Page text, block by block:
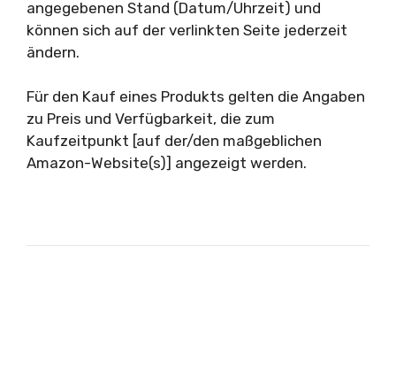
angegebenen Stand (Datum/Uhrzeit) und
können sich auf der verlinkten Seite jederzeit
ändern.
Für den Kauf eines Produkts gelten die Angaben
zu Preis und Verfügbarkeit, die zum
Kaufzeitpunkt [auf der/den maßgeblichen
Amazon-Website(s)] angezeigt werden.